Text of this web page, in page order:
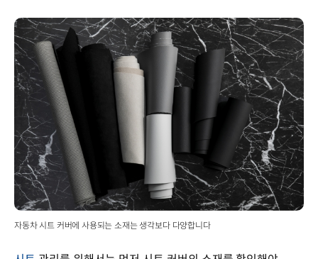
자동차 시트 커버에 사용되는 소재는 생각보다 다양합니다